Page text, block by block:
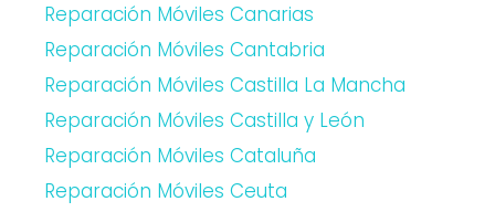
Reparación Móviles Canarias
Reparación Móviles Cantabria
Reparación Móviles Castilla La Mancha
Reparación Móviles Castilla y León
Reparación Móviles Cataluña
Reparación Móviles Ceuta